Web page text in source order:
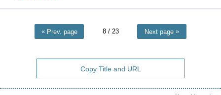
Prev. page 8/ 23 Next page
Copy Title and URL